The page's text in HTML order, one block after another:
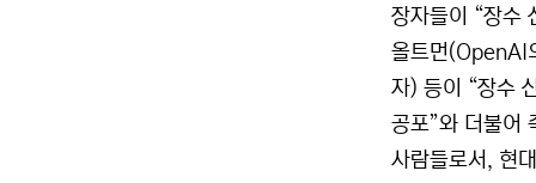
장자들이 “장수
올트먼(OpenAI
자) 등이 “장수
공포”와 더불어
사람들로서, 현